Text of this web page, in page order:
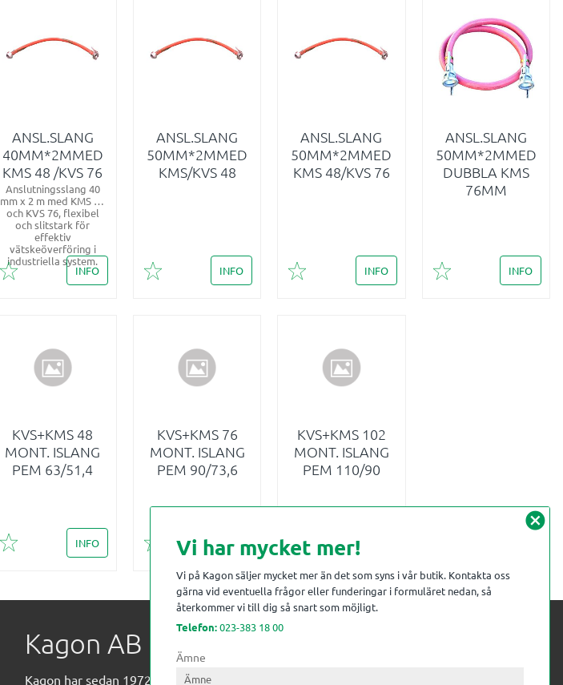
ANSL.SLANG
40MM*2MMED
KMS 48 /KVS 76
Anslutningsslang 40
mm x 2 m med KMS 48
och KVS 76, flexibel
och slitstark för
effektiv
vätskeöverföring i
industriella system.
Lägg till i favoriter
INFO
ANSL.SLANG
50MM*2MMED
KMS/KVS 48
Lägg till i favoriter
INFO
ANSL.SLANG
50MM*2MMED
KMS 48/KVS 76
Lägg till i favoriter
INFO
ANSL.SLANG
50MM*2MMED
DUBBLA KMS
76MM
Lägg till i favoriter
INFO
KVS+KMS 48
MONT. ISLANG
PEM 63/51,4
Lägg till i favoriter
INFO
KVS+KMS 76
MONT. ISLANG
PEM 90/73,6
Lägg till i favoriter
INFO
KVS+KMS 102
MONT. ISLANG
PEM 110/90
Lägg till i favoriter
Kagon AB
Kagon har sedan 1972 levererat kompetens till
cancel
Vi har mycket mer!
Vi på Kagon säljer mycket mer än det som syns i vår butik. Kontakta oss
gärna vid eventuella frågor eller funderingar i formuläret nedan, så
återkommer vi till dig så snart som möjligt.
Telefon:023-383 18 00
Ämne